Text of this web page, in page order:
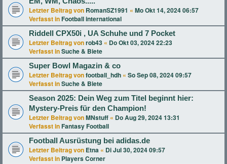
Letzter Beitrag von RomanSZ1991 « Mo Okt 14, 2024 06:57
Verfasst in Football international
Riddell CPX50i , UA Schuhe und 7 Pocket
Letzter Beitrag vonrob43 « Do Okt 03, 2024 22:23
Verfasst inSuche & Biete
Super Bowl Magazin & co
Letzter Beitrag vonfootball_hdh « So Sep 08, 2024 09:57
Verfasst inSuche & Biete
Season 2025: Dein Weg zum Titel beginnt hier:
Mystery-Preis für den Champion!
Letzter Beitrag vonMNstuff « Do Aug 29, 2024 13:31
Verfasst in Fantasy Football
Football Ausrüstung bei adidas.de
Letzter Beitrag von Etna « Di Jul 30, 2024 09:57
Verfasst in Players Corner